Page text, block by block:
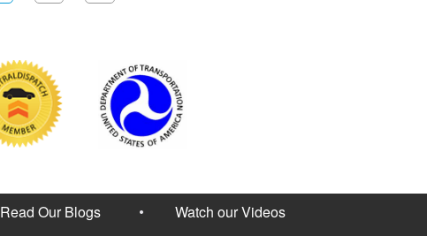
Read Our Blogs Watch our Videos